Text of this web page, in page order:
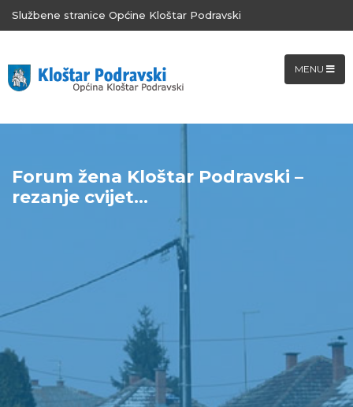
Službene stranice Općine Kloštar Podravski
MENU
Forum žena Kloštar Podravski –
rezanje cvijet...